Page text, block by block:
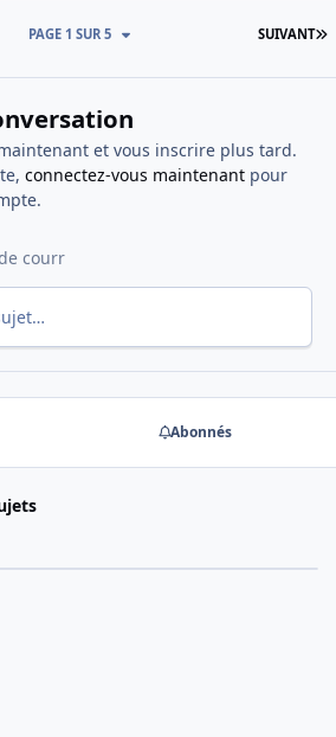
SUIVANT
PAGE 1 SUR 5
et vous inscrire plus tard.
connectez-vous maintenantpour
Abonnés